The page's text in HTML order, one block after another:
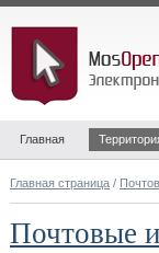
Главная
Главная страница /
Почтовые